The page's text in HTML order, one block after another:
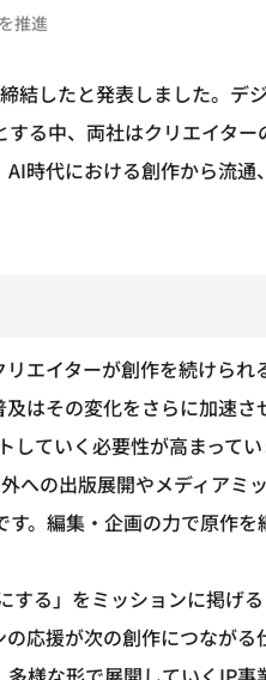
推進
結したと発表しました。デ
る中、両社はクリエイタ
時代における創作から流
エイターが創作を続けら
はその変化をさらに加速さ
ていく必要性が高まってい
への出版展開やメディアミ
。編集・企画の力で原作
る」をミッションに掲げ
応援が次の創作につながる